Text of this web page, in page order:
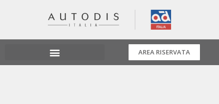
AREA RISERVATA